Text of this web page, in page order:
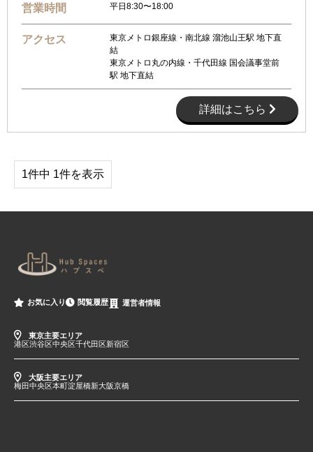
営業時間 平日8:30〜18:00
アクセス
東京メトロ銀座線・南北線 溜池山王駅 地下直
結
東京メトロ丸の内線・千代田線 国会議事堂前
駅 地下直結
詳細はこちら
1件中 1件を表示
お気に入り 閲覧履歴 運営者情報
東京主要エリア
港区渋谷区中央区千代田区新宿区
大阪主要エリア
梅田中央区本町淀屋橋新大阪京橋